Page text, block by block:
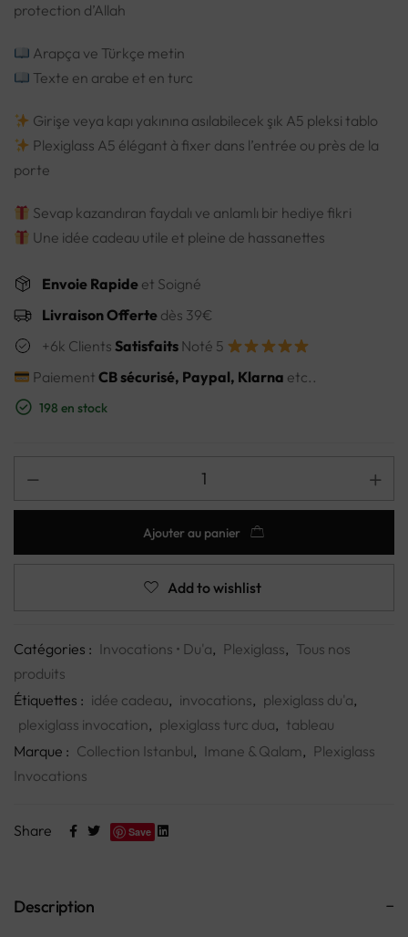
protection d’Allah
Arapça ve Türkçe metin
Texte en arabe et en turc
Girişe veya kapı yakınına asılabilecek şık A5 pleksi tablo
Plexiglass A5 élégant à fixer dans l’entrée ou près de la
porte
Sevap kazandıran faydalı ve anlamlı bir hediye fikri
Une idée cadeau utile et pleine de hassanettes
Envoie Rapide et Soigné
Livraison Offerte dès 39€
+6k Clients Satisfaits Noté 5
PaiementCB sécurisé, Paypal, Klarna etc..
198 en stock
Ajouter au panier
Add to wishlist
Catégories : Invocations • Du'a, Plexiglass, Tous nos
produits
Étiquettes : idée cadeau, invocations, plexiglass du'a,
plexiglass invocation, plexiglass turc dua, tableau
Marque : Collection Istanbul, Imane & Qalam, Plexiglass
Invocations
Share Save
Description